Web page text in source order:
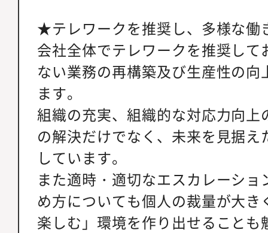
★テレワークを推奨し、多様な働
会社全体でテレワークを推奨し
ない業務の再構築及び生産性の
ます。
組織の充実、組織的な対応力向
の解決だけでなく、未来を見据
しています。
また適時・適切なエスカレーシ
め方についても個人の裁量が大
楽しむ」環境を作り出せること